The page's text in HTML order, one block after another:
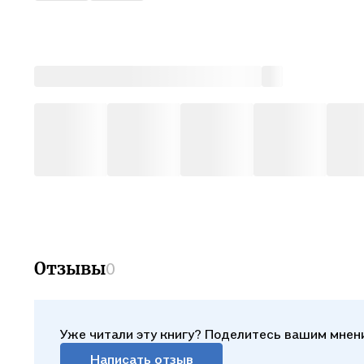
Отзывы0
Уже читали эту книгу? Поделитесь вашим
Написать отзыв